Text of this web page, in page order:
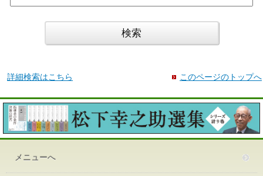
詳細検索はこちら このページのトップへ
メニューへ